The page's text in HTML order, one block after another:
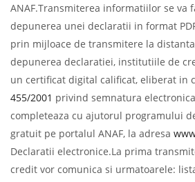
ANAF.Transmiterea informatiilor se va
depunerea unei declaratii in format
prin mijloace de transmitere la
depunerea declaratiei, institutiile de
un certificat digital calificat, eliberat in
455/2001 privind semnatura
completeaza cu ajutorul programului
gratuit pe portalul ANAF, la adresa
Declaratii electronice.La prima
credit vor comunica si urmatoarele: